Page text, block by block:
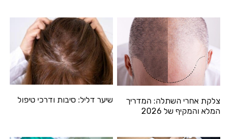
צלקת אחרי השתלה: המדריך
המלא והמקיף של 2026
שיער דליל: סיבות ודרכי טיפול